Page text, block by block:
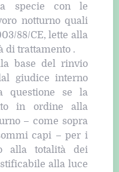
specie con le
notturno quali
88/CE, lette alla
di trattamento .
base del rinvio
giudice interno
questione se la
in ordine alla
– come sopra
capi – per i
alla totalità dei
alla luce